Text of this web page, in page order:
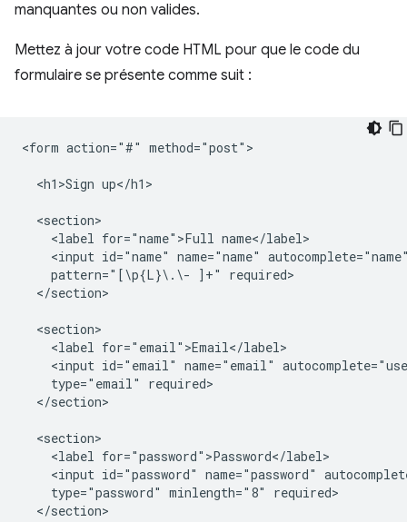
manquantes ou non valides.
Mettez à jour votre code HTML pour que le code du
formulaire se présente comme suit :
<form action="#" method="post">
  <h1>Sign up</h1>
  <section>
    <label for="name">Full name</label>
<input id="name" name="name"
    pattern="[\p{L}\.\- ]+" required>
  </section>
  <section>
    <label for="email">Email</label>
<input id="email" name="email"
    type="email" required>
  </section>
  <section>
    <label for="password">Password</label>
<input id="password" name="password"
    type="password" minlength="8" required>
  </section>